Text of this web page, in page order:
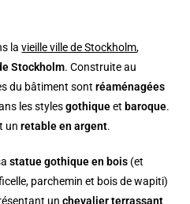
lavieille ville de Stockholm,
Stockholm. Construite au
du bâtiment sontréaménagées
les stylesgothiqueet baroque.
unretable en argent.
statue gothique en bois (et
parchemin et bois de wapiti)
unchevalier terrassant